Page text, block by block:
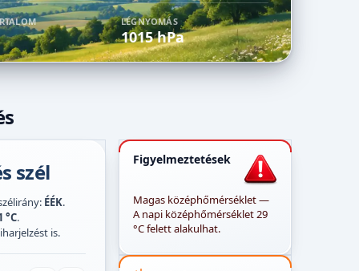
LÉGNYOMÁS
1015 hPa
szél
ÉÉK.
°C.
is.
Figyelmeztetések
Magas középhőmérséklet —
A napi középhőmérséklet 29
°C felett alakulhat.